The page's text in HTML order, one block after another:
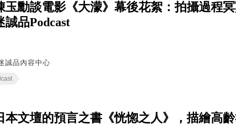
玉勳談電影《大濛》幕後花絮：拍攝過程
誠品Podcast
誠品內容中心
本文壇的預言之書《恍惚之人》，描繪高